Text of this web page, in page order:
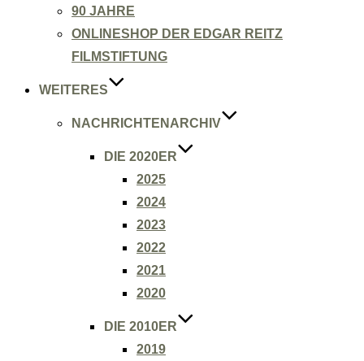
90 JAHRE
ONLINESHOP DER EDGAR REITZ
FILMSTIFTUNG
WEITERES
NACHRICHTENARCHIV
DIE 2020ER
2025
2024
2023
2022
2021
2020
DIE 2010ER
2019